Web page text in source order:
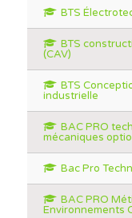
BTS
BTS
(CAV)
BTS
industrielle
BAC PRO
mécaniques
Bac Pro
BAC PRO
Environnements